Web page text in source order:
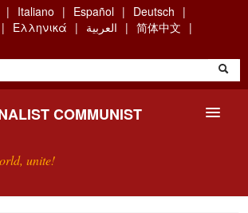
Italiano Español
Deutsch
Ελληνικά العربية
简体中文
COMMUNIST
unite!